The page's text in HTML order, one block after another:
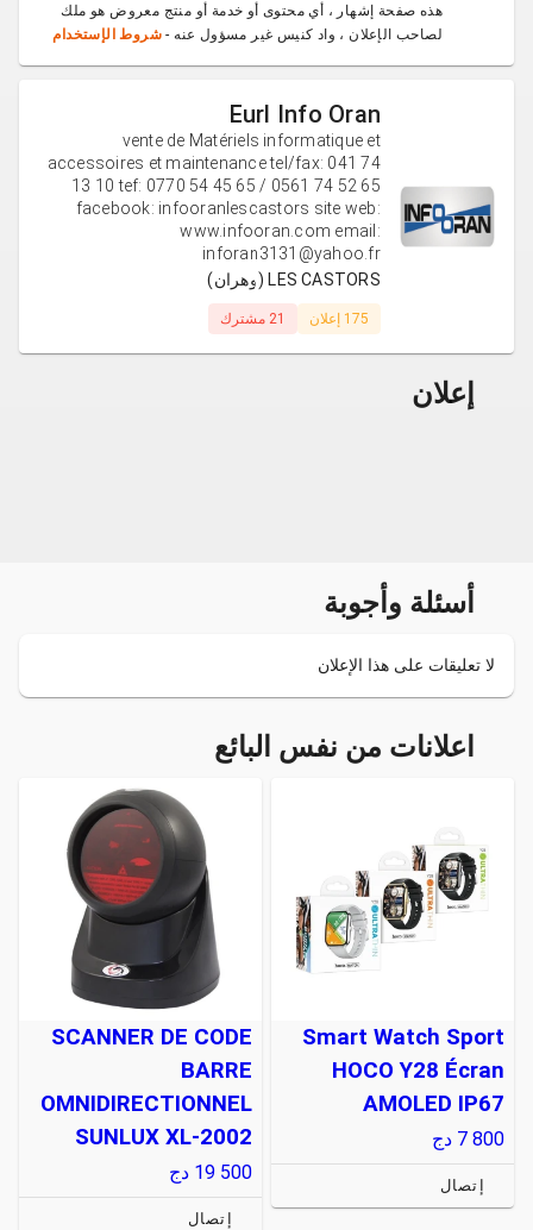
هذه صفحة إشهار ، أي محتوى أو خدمة أو منتج معروض هو ملك
لصاحب الإعلان ، واد كنيس غير مسؤول عنه - شروط الإستخدام
Eurl Info Oran
vente de Matériels informatique et
accessoires et maintenance tel/fax: 041 74
13 10 tef: 0770 54 45 65 / 0561 74 52 65
facebook: infooranlescastors site web:
www.infooran.com email:
inforan3131@yahoo.fr
LES CASTORS (وهران)
175 إعلان 21 مشترك
إعلان
أسئلة وأجوبة
لا تعليقات على هذا الإعلان
اعلانات من نفس البائع
Smart Watch Sport
HOCO Y28 Écran
AMOLED IP67
7 800 دج
إتصال
SCANNER DE CODE
BARRE
OMNIDIRECTIONNEL
SUNLUX XL-2002
19 500 دج
إتصال